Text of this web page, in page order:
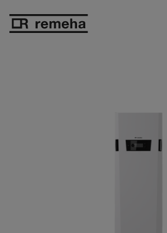
Gratis cv-ketel. Daar kan je niet
omheen!